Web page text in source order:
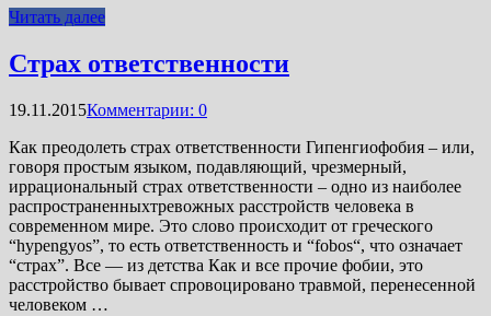
Читать далее
Страх ответственности
19.11.2015Комментарии: 0
Как преодолеть страх ответственности Гипенгиофобия – или,
говоря простым языком, подавляющий, чрезмерный,
иррациональный страх ответственности – одно из наиболее
распространенныхтревожных расстройств человека в
современном мире. Это слово происходит от греческого
“hypengyos”, то есть ответственность и “fobos“, что означает
“страх”. Все — из детства Как и все прочие фобии, это
расстройство бывает спровоцировано травмой, перенесенной
человеком …